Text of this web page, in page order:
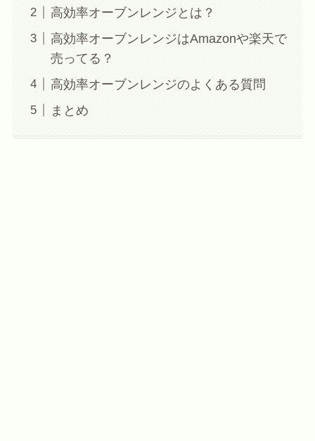
高効率オーブンレンジとは？
高効率オーブンレンジはAmazonや楽天で
売ってる？
高効率オーブンレンジのよくある質問
まとめ